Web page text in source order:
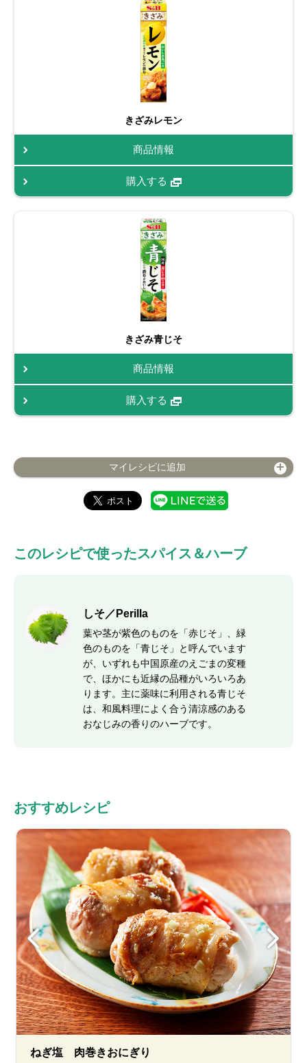
きざみレモン
商品情報
購入する
きざみ青じそ
商品情報
購入する
マイレシピに追加
このレシピで使ったスパイス＆ハーブ
しそ／Perilla
葉や茎が紫色のものを「赤じそ」、緑
色のものを「青じそ」と呼んでいます
が、いずれも中国原産のえごまの変種
で、ほかにも近縁の品種がいろいろあ
ります。主に薬味に利用される青じそ
は、和風料理によく合う清涼感のある
おなじみの香りのハーブです。
おすすめレシピ
ねぎ塩 肉巻きおにぎり